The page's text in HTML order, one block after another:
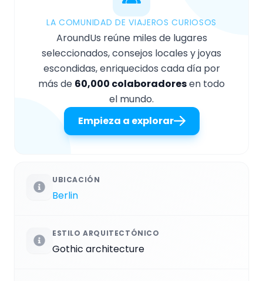
LA COMUNIDAD DE VIAJEROS CURIOSOS
AroundUs reúne miles de lugares
seleccionados, consejos locales y joyas
escondidas, enriquecidos cada día por
más de 60,000 colaboradoresen todo
el mundo.
Empieza a explorar
UBICACIÓN
Berlin
ESTILO ARQUITECTÓNICO
Gothic architecture